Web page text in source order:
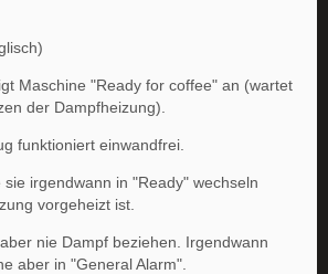
Maschine "Ready for coffee" an (wartet
der Dampfheizung).
funktioniert einwandfrei.
irgendwann in "Ready" wechseln
vorgeheizt ist.
nie Dampf beziehen. Irgendwann
aber in "General Alarm".